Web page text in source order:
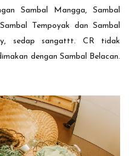
Sambal Mangga, Sambal
Tempoyak dan Sambal
sedap sangattt. CR tidak
dengan Sambal Belacan.